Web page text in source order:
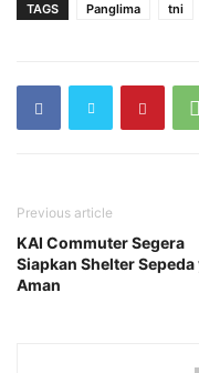
TAGS Panglima tni
Previous article
KAI Commuter Segera
Siapkan Shelter Sepeda
Aman